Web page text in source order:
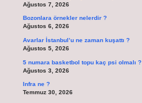
Ağustos 7, 2026
Bozonlara örnekler nelerdir ?
Ağustos 6, 2026
Avarlar İstanbul’u ne zaman kuşattı ?
Ağustos 5, 2026
5 numara basketbol topu kaç psi olmalı ?
Ağustos 3, 2026
Infra ne ?
Temmuz 30, 2026